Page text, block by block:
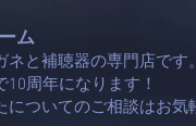
ム
と補聴器の専門店です。
周年になります！​
ついてのご相談はお気